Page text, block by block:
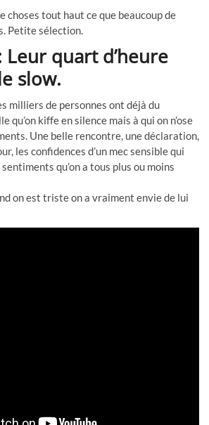
choses tout haut ce que beaucoup de
Petite sélection.
Leur quart d’heure
slow.
milliers de personnes ont déjà du
qu’on kiffe en silence mais à qui on n’ose
Une belle rencontre, une déclaration,
les confidences d’un mec sensible qui
qu’on a tous plus ou moins
on est triste on a vraiment envie de lui